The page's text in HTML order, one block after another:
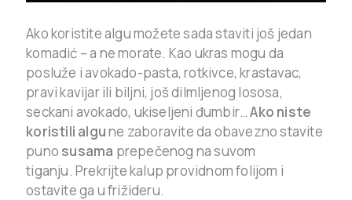
Ako koristite algu možete sada staviti još jedan
komadić – a ne morate. Kao ukras mogu da
posluže i avokado-pasta, rotkivce, krastavac,
pravi kavijar ili biljni, još dilmljenog lososa,
seckani avokado, ukiseljeni đumbir…Ako niste
koristili algune zaboravite da obavezno stavite
puno susama prepečenog na suvom
tiganju. Prekrijte kalup providnom folijom i
ostavite ga u frižideru.